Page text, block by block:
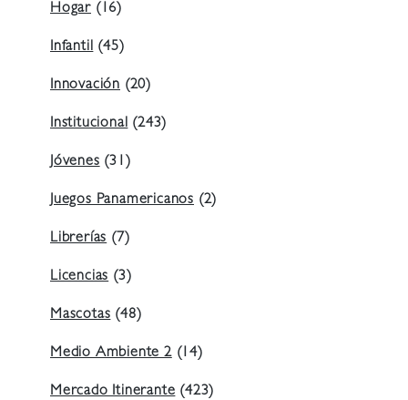
Hogar (16)
Infantil (45)
Innovación (20)
Institucional (243)
Jóvenes (31)
Juegos Panamericanos (2)
Librerías (7)
Licencias (3)
Mascotas (48)
Medio Ambiente 2(14)
Mercado Itinerante (423)